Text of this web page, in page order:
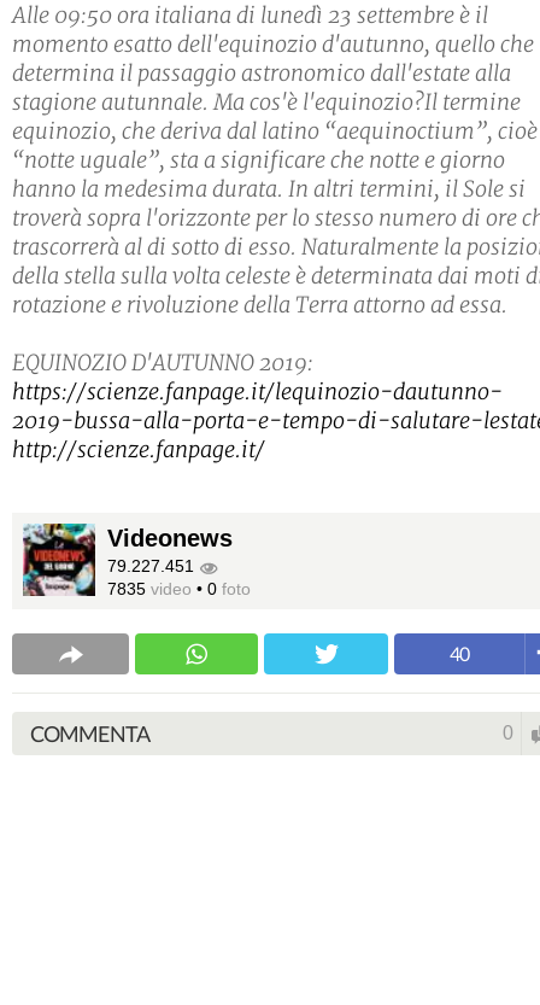
Alle 09:50 ora italiana di lunedì 23 settembre è il
momento esatto dell'equinozio d'autunno, quello che
determina il passaggio astronomico dall'estate alla
stagione autunnale. Ma cos'è l'equinozio?Il termine
equinozio, che deriva dal latino “aequinoctium”, cioè
“notte uguale”, sta a significare che notte e giorno
hanno la medesima durata. In altri termini, il Sole si
troverà sopra l'orizzonte per lo stesso numero di ore
trascorrerà al di sotto di esso. Naturalmente la
della stella sulla volta celeste è determinata dai moti
rotazione e rivoluzione della Terra attorno ad essa.
EQUINOZIO D'AUTUNNO 2019:
https://scienze.fanpage.it/lequinozio-dautunno-
2019-bussa-alla-porta-e-tempo-di-salutare-
http://scienze.fanpage.it/
Videonews
79.227.451
7835 video • 0 foto
40
COMMENTA 0